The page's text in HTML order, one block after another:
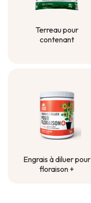
Terreau pour
contenant
Engrais à diluer pour
floraison +